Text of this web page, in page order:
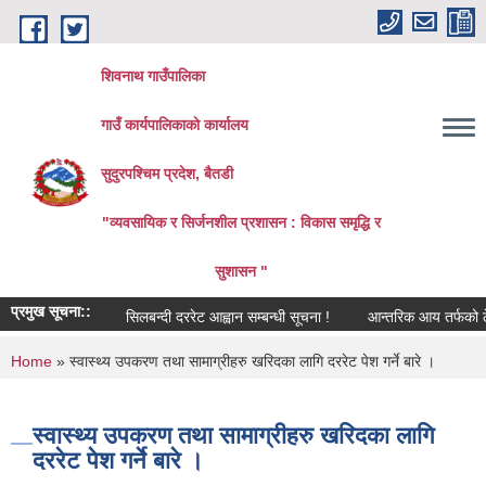
Skip to main content
शिवनाथ गाउँपालिका
गाउँ कार्यपालिकाकाे कार्यालय
सुदुरपश्चिम प्रदेश, बैतडी
"व्यवसायिक र सिर्जनशील प्रशासन : विकास समृद्धि र
सुशासन "
प्रमुख सूचना:: सिलबन्दी दररेट आह्वान सम्बन्धी सूचना ! आन्तरिक आय तर्फको
You are here
Home » स्वास्थ्य उपकरण तथा सामाग्रीहरु खरिदका लागि दररेट पेश गर्ने बारे ।
स्वास्थ्य उपकरण तथा सामाग्रीहरु खरिदका लागि
दररेट पेश गर्ने बारे ।